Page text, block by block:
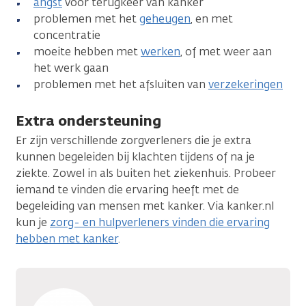
problemen met hetgeheugen, en met
concentratie
moeite hebben metwerken, of met weer aan
het werk gaan
problemen met het afsluiten van verzekeringen
Extra ondersteuning
Er zijn verschillende zorgverleners die je extra
kunnen begeleiden bij klachten tijdens of na je
ziekte. Zowel in als buiten het ziekenhuis. Probeer
iemand te vinden die ervaring heeft met de
begeleiding van mensen met kanker. Via kanker.nl
kun je zorg- en hulpverleners vinden die ervaring
hebben met kanker.